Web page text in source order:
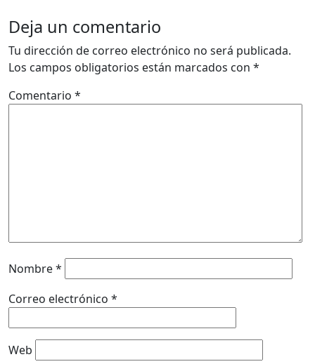
Deja un comentario
Tu dirección de correo electrónico no será publicada.
Los campos obligatorios están marcados con *
Comentario *
Nombre*
Correo electrónico *
Web